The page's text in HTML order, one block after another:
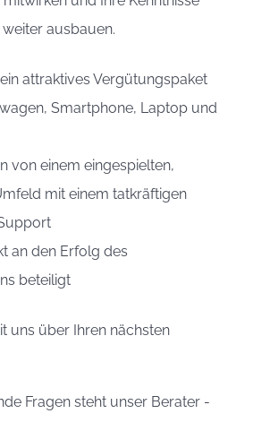
ausbauen.
attraktives Vergütungspaket
Smartphone, Laptop und
von einem eingespielten,
mit einem tatkräftigen
an den Erfolg des
beteiligt
uns über Ihren nächsten
Fragen steht unser Berater -